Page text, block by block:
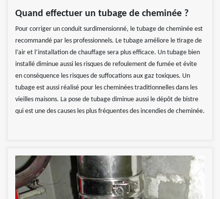
Quand effectuer un tubage de cheminée ?
Pour corriger un conduit surdimensionné, le tubage de cheminée est
recommandé par les professionnels. Le tubage améliore le tirage de
l’air et l’installation de chauffage sera plus efficace. Un tubage bien
installé diminue aussi les risques de refoulement de fumée et évite
en conséquence les risques de suffocations aux gaz toxiques. Un
tubage est aussi réalisé pour les cheminées traditionnelles dans les
vieilles maisons. La pose de tubage diminue aussi le dépôt de bistre
qui est une des causes les plus fréquentes des incendies de cheminée.